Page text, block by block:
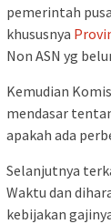
pemerintah
khususnya
Non ASN yg
Kemudian
mendasar
apakah ada
Selanjutnya
Waktu dan
kebijakan